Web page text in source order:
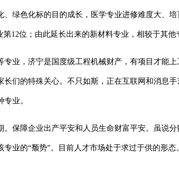
绿色化标的目的成长，医学专业进修难度大、
12位；由此延长出来的新材料专业，相较于其他
，济宁是国度级工程机械财产，有项目才能上
们的特殊关心。不只如斯，正在互联网和消息
业。
障企业出产平安和人员生命财富平安。虽说分
业的“颓势”。目前人才市场处于求过于供的形